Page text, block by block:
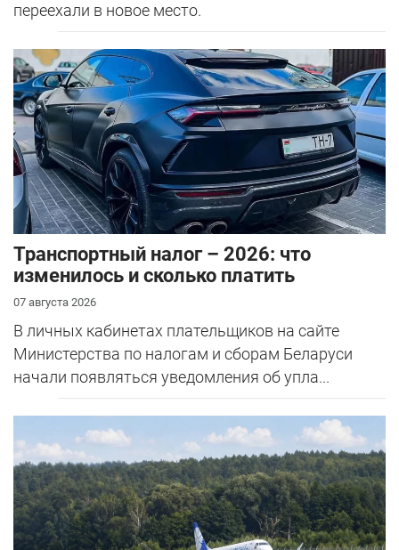
переехали в новое место.
Транспортный налог – 2026: что
изменилось и сколько платить
07 августа 2026
В личных кабинетах плательщиков на сайте
Министерства по налогам и сборам Беларуси
начали появляться уведомления об упла...